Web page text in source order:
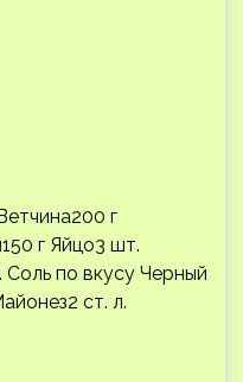
г
г Яйцо3 шт.
по вкусу Черный
ст. л.